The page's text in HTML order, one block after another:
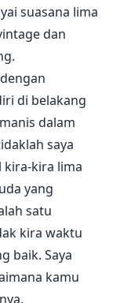
suasana lima
dan
di belakang
dalam
saya
kira-kira lima
yang
satu
kira waktu
baik. Saya
kamu